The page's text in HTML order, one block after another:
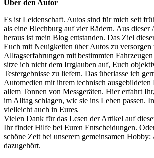
Über den Autor
Es ist Leidenschaft. Autos sind für mich seit
als eine Blechburg auf vier Rädern. Aus dieser
heraus ist mein Blog entstanden. Das Ziel
Euch mit Neuigkeiten über Autos zu versorgen
Alltagserfahrungen mit bestimmten
sitze ich nicht dem Irrglauben auf, Euch
Testergebnisse zu liefern. Das überlasse ich
Automedien mit ihrem technisch ausgebildeten
allem Tonnen von Messgeräten. Hier erfahrt
im Alltag schlagen, wie sie ins Leben passen.
vielleicht auch in Eures.
Vielen Dank für das Lesen der Artikel auf
Ihr findet Hilfe bei Euren Entscheidungen.
schöne Zeit bei unserem gemeinsamen Hobby:
dazugehört.